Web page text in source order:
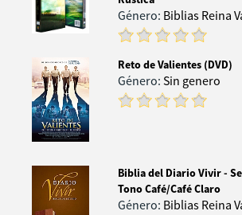
Género: Biblias Reina
Reto de Valientes (DVD)
Género: Sin genero
Biblia del Diario Vivir -
Tono Café/Café Claro
Género: Biblias Reina